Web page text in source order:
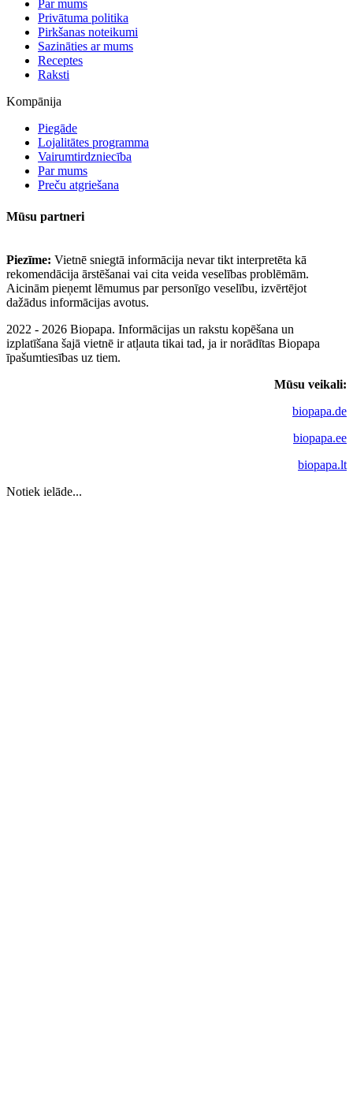
Par mums
Privātuma politika
Pirkšanas noteikumi
Sazināties ar mums
Receptes
Raksti
Kompānija
Piegāde
Lojalitātes programma
Vairumtirdzniecība
Par mums
Preču atgriešana
Mūsu partneri
Piezīme: Vietnē sniegtā informācija nevar tikt interpretēta kā
rekomendācija ārstēšanai vai cita veida veselības problēmām.
Aicinām pieņemt lēmumus par personīgo veselību, izvērtējot
dažādus informācijas avotus.
2022 - 2026 Biopapa. Informācijas un rakstu kopēšana un
izplatīšana šajā vietnē ir atļauta tikai tad, ja ir norādītas Biopapa
īpašumtiesības uz tiem.
Mūsu veikali:
biopapa.de
biopapa.ee
biopapa.lt
Notiek ielāde...